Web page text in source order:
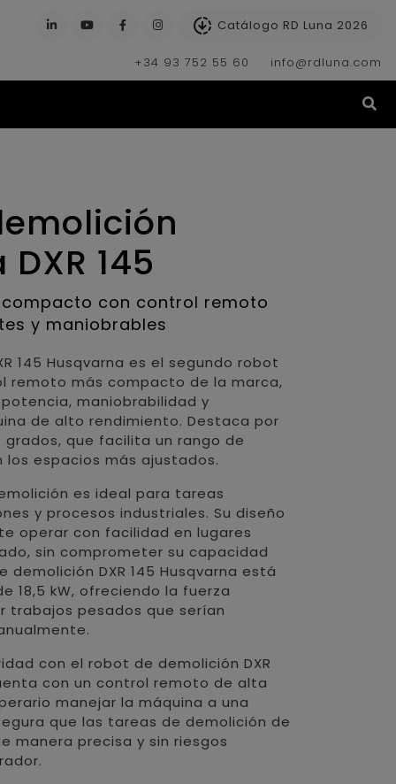
Catálogo RD Luna 2026
+34 93 752 55 60 info@rdluna.com
145
con control remoto
y maniobrables
145 Husqvarna es el segundo robot
remoto más compacto de la marca,
maniobrabilidad y
de alto rendimiento. Destaca por
que facilita un rango de
espacios más ajustados.
es ideal para tareas
y procesos industriales. Su diseño
operar con facilidad en lugares
sin comprometer su capacidad
demolición DXR 145 Husqvarna está
18,5 kW, ofreciendo la fuerza
trabajos pesados que serían
con el robot de demolición DXR
con un control remoto de alta
manejar la máquina a una
que las tareas de demolición de
manera precisa y sin riesgos